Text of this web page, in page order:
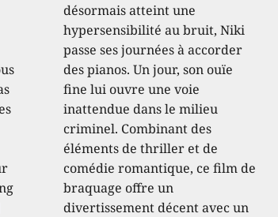
désormais atteint une
hypersensibilité au bruit, Niki
passe ses journées à accorder
des pianos. Un jour, son ouïe
fine lui ouvre une voie
inattendue dans le milieu
criminel. Combinant des
éléments de thriller et de
comédie romantique, ce film de
braquage offre un
divertissement décent avec un